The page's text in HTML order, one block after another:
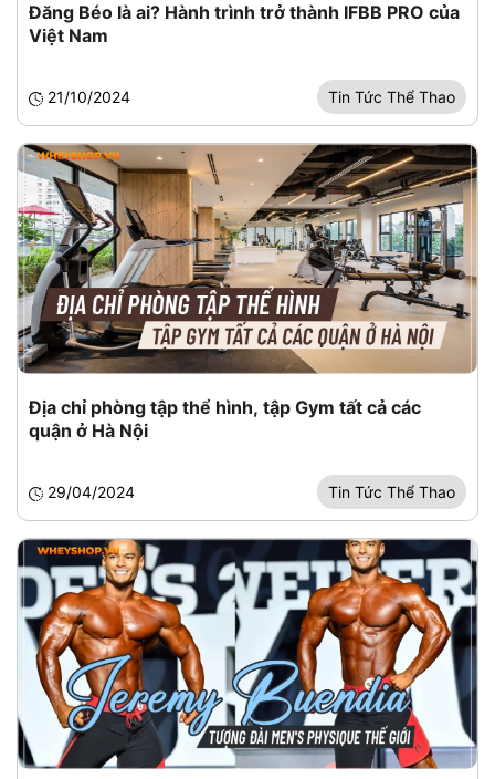
Đăng Béo là ai? Hành trình trở thành IFBB PRO của
Việt Nam
21/10/2024 Tin Tức Thể Thao
Địa chỉ phòng tập thể hình, tập Gym tất cả các
quận ở Hà Nội
29/04/2024 Tin Tức Thể Thao